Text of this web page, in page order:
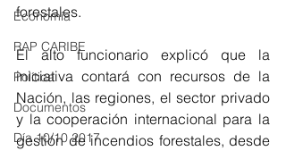
Economía
RAP CARIBE
Política
Documentos
Día 10/10 2017
forestales.
El alto funcionario explicó que la
iniciativa contará con recursos de la
Nación, las regiones, el sector privado
y la cooperación internacional para la
gestión de incendios forestales, desde